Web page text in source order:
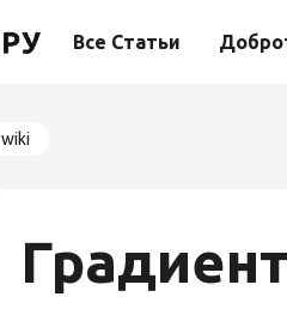
Все Статьи
wiki
Градиент